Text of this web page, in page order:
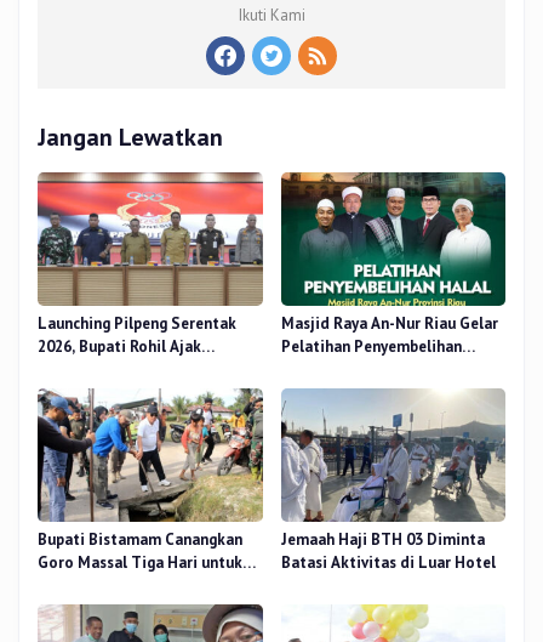
Ikuti Kami
Jangan Lewatkan
Launching Pilpeng Serentak
2026, Bupati Rohil Ajak
Bermartabat
Masjid Raya An-Nur Riau Gelar
Pelatihan Penyembelihan
Gratis
Bupati Bistamam Canangkan
Goro Massal Tiga Hari untuk
Jemaah Haji BTH 03 Diminta
Batasi Aktivitas di Luar Hotel